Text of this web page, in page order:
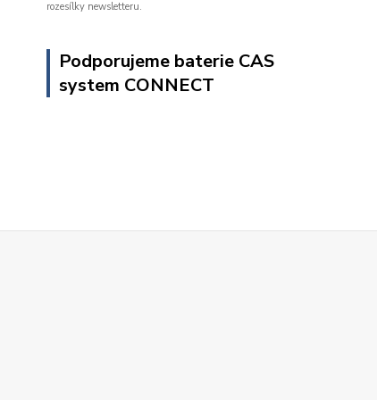
rozesílky newsletteru.
Podporujeme baterie CAS
system CONNECT